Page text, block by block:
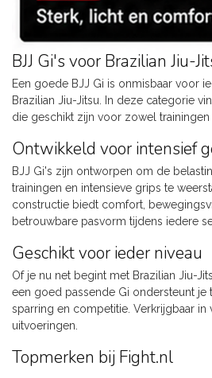
BJJ Gi's voor Brazilian Jiu-
Een goede BJJ Gi is onmisbaar voor
Brazilian Jiu-Jitsu. In deze categorie
die geschikt zijn voor zowel trainingen
Ontwikkeld voor intensief
BJJ Gi's zijn ontworpen om de
trainingen en intensieve grips te
constructie biedt comfort,
betrouwbare pasvorm tijdens iedere
Geschikt voor ieder niveau
Of je nu net begint met Brazilian Jiu-
een goed passende Gi ondersteunt je
sparring en competitie. Verkrijgbaar in
uitvoeringen.
Topmerken bij Fight.nl